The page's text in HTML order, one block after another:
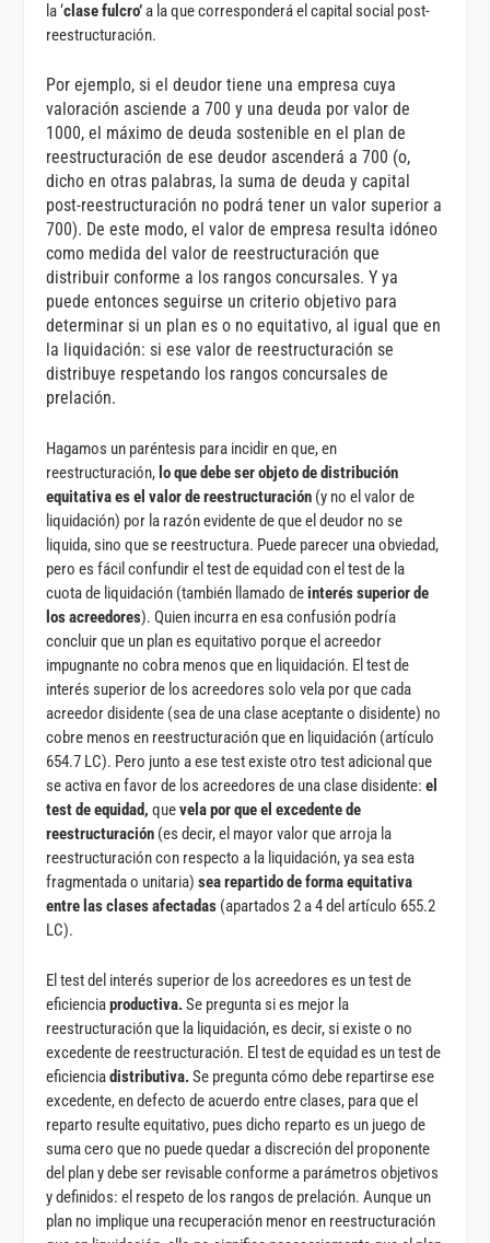
la ‘clase fulcro’a la que corresponderá el capital social post-
reestructuración.
Por ejemplo, si el deudor tiene una empresa cuya
valoración asciende a 700 y una deuda por valor de
1000, el máximo de deuda sostenible en el plan de
reestructuración de ese deudor ascenderá a 700 (o,
dicho en otras palabras, la suma de deuda y capital
post-reestructuración no podrá tener un valor superior a
700). De este modo, el valor de empresa resulta idóneo
como medida del valor de reestructuración que
distribuir conforme a los rangos concursales. Y ya
puede entonces seguirse un criterio objetivo para
determinar si un plan es o no equitativo, al igual que en
la liquidación: si ese valor de reestructuración se
distribuye respetando los rangos concursales de
prelación.
Hagamos un paréntesis para incidir en que, en
reestructuración, lo que debe ser objeto de distribución
equitativa es el valor de reestructuración (y no el valor de
liquidación) por la razón evidente de que el deudor no se
liquida, sino que se reestructura. Puede parecer una obviedad,
pero es fácil confundir el test de equidad con el test de la
cuota de liquidación (también llamado deinterés superior de
los acreedores). Quien incurra en esa confusión podría
concluir que un plan es equitativo porque el acreedor
impugnante no cobra menos que en liquidación. El test de
interés superior de los acreedores solo vela por que cada
acreedor disidente (sea de una clase aceptante o disidente) no
cobre menos en reestructuración que en liquidación (artículo
654.7 LC). Pero junto a ese test existe otro test adicional que
se activa en favor de los acreedores de una clase disidente: el
test de equidad,quevela por que el excedente de
reestructuración (es decir, el mayor valor que arroja la
reestructuración con respecto a la liquidación, ya sea esta
fragmentada o unitaria)sea repartido de forma equitativa
entre las clases afectadas (apartados 2 a 4 del artículo 655.2
LC).
El test del interés superior de los acreedores es un test de
eficienciaproductiva.Se pregunta si es mejor la
reestructuración que la liquidación, es decir, si existe o no
excedente de reestructuración. El test de equidad es un test de
eficienciadistributiva.Se pregunta cómo debe repartirse ese
excedente, en defecto de acuerdo entre clases, para que el
reparto resulte equitativo, pues dicho reparto es un juego de
suma cero que no puede quedar a discreción del proponente
del plan y debe ser revisable conforme a parámetros objetivos
y definidos: el respeto de los rangos de prelación. Aunque un
plan no implique una recuperación menor en reestructuración